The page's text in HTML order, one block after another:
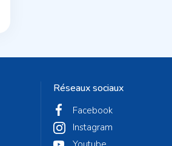
Réseaux sociaux
Facebook
Instagram